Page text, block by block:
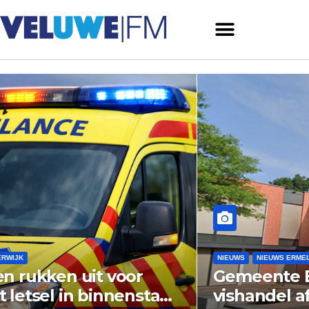
NIEUWS NIEUWS ERMELO
Gemeente Ermelo wijst bezwaar
vishandel af: standplaats op